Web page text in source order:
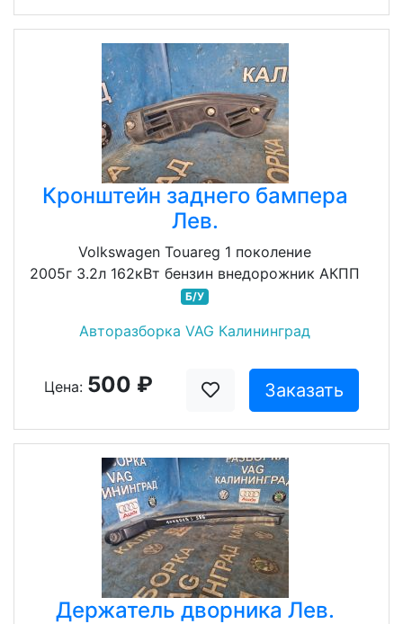
Кронштейн заднего бампера
Лев.
Volkswagen Touareg 1 поколение
2005г 3.2л 162кВт бензин внедорожник АКПП
Б/У
Авторазборка VAG Калининград
Цена: 500 ₽ Заказать
Держатель дворника Лев.